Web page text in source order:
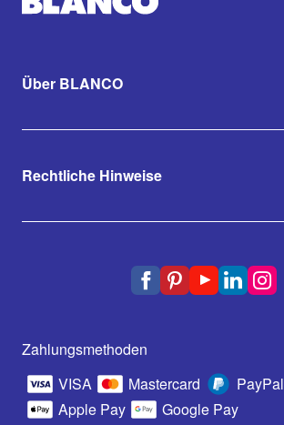
Über BLANCO
Rechtliche Hinweise
Zahlungsmethoden
VISA
Mastercard
PayPal
Apple Pay
Google Pay